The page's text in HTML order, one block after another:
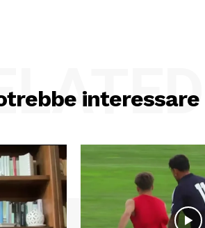
interessare